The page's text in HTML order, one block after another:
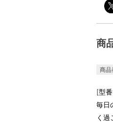
商
商
[型
毎日
く過